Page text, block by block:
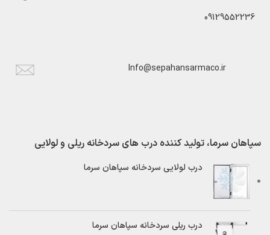
09129552236
Info@sepahansarmaco.ir
سپاهان سرما، تولید کننده درب های سردخانه ریلی و لولایی
درب لولایی سردخانه سپاهان سرما
درب ریلی سردخانه سپاهان سرما